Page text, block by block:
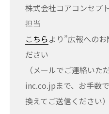
株式会社コアコンセプ
担当
こちらより”広報への
ださい
（メールでご連絡い
inc.co.jpまで、お手数
換えてご送信ください）